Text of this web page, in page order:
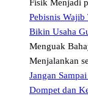
Fisik Menjadi
Pebisnis
Bikin Usaha
Menguak
Menjalankan
Jangan
Dompet dan